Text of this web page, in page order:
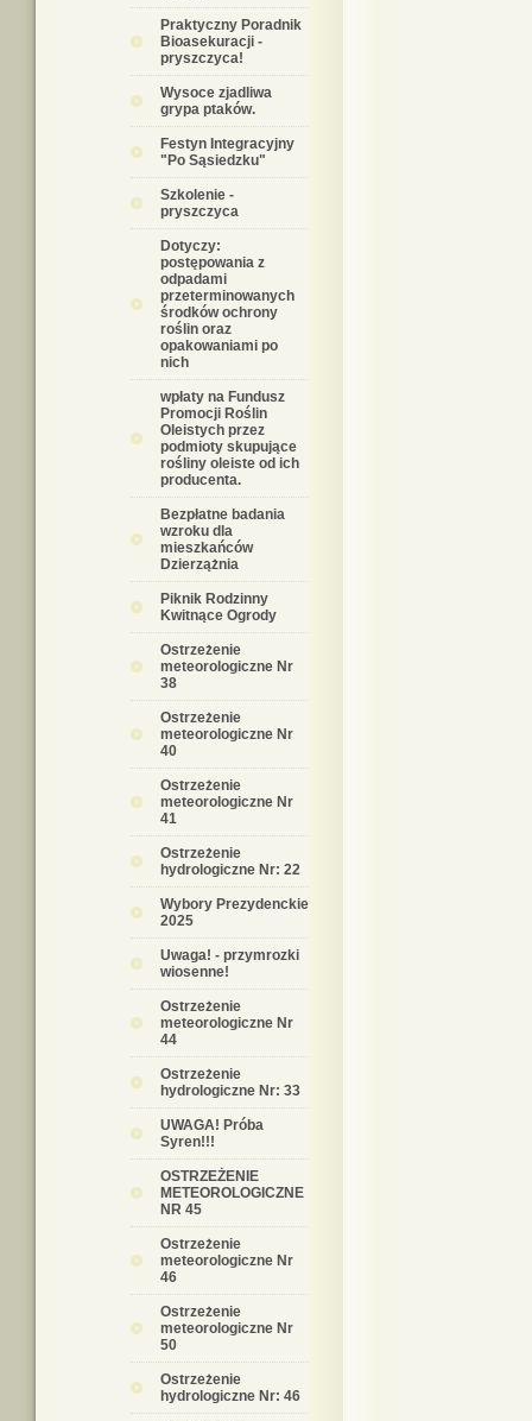
Praktyczny Poradnik
Bioasekuracji -
pryszczyca!
Wysoce zjadliwa
grypa ptaków.
Festyn Integracyjny
"Po Sąsiedzku"
Szkolenie -
pryszczyca
Dotyczy:
postępowania z
odpadami
przeterminowanych
środków ochrony
roślin oraz
opakowaniami po
nich
wpłaty na Fundusz
Promocji Roślin
Oleistych przez
podmioty skupujące
rośliny oleiste od ich
producenta.
Bezpłatne badania
wzroku dla
mieszkańców
Dzierzążnia
Piknik Rodzinny
Kwitnące Ogrody
Ostrzeżenie
meteorologiczne Nr
38
Ostrzeżenie
meteorologiczne Nr
40
Ostrzeżenie
meteorologiczne Nr
41
Ostrzeżenie
hydrologiczne Nr: 22
Wybory Prezydenckie
2025
Uwaga! - przymrozki
wiosenne!
Ostrzeżenie
meteorologiczne Nr
44
Ostrzeżenie
hydrologiczne Nr: 33
UWAGA! Próba
Syren!!!
OSTRZEŻENIE
METEOROLOGICZNE
NR 45
Ostrzeżenie
meteorologiczne Nr
46
Ostrzeżenie
meteorologiczne Nr
50
Ostrzeżenie
hydrologiczne Nr: 46